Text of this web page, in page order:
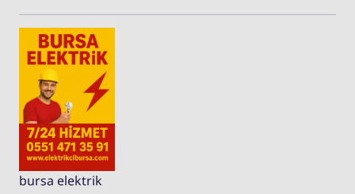
bursa elektrik